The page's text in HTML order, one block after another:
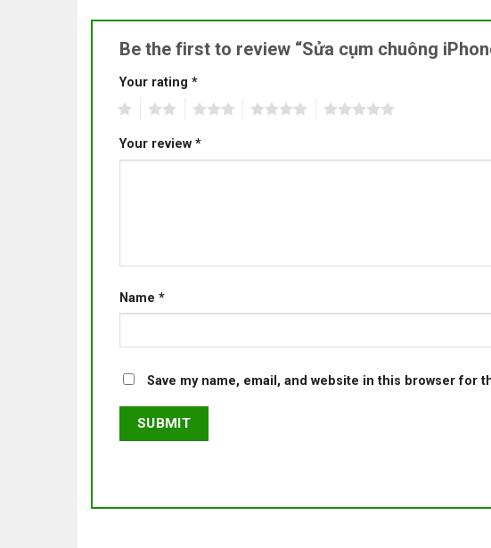
Be the first to review “Sửa cụm chuông
Your rating *
Your review *
Name *
Save my name, email, and website in this browser for